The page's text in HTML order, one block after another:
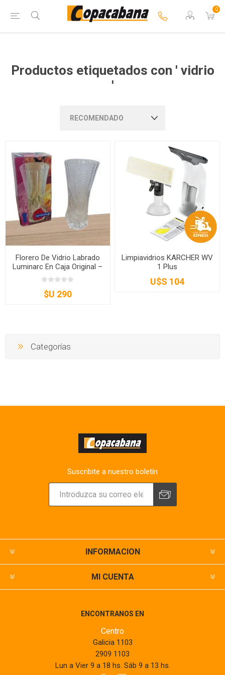
0
Productos etiquetados con ' vidrio
'
Florero De Vidrio Labrado
Luminarc En Caja Original –
Florero De Mesa
$U 290
Limpiavidrios KARCHER WV
1 Plus
U$S 104
Categorías
Suscribite a nuestro boletín
INFORMACION
MI CUENTA
ENCONTRANOS EN
Centro
Galicia 1103
2909 1103
Lun a Vier 9 a 18 hs. Sáb 9 a 13 hs.